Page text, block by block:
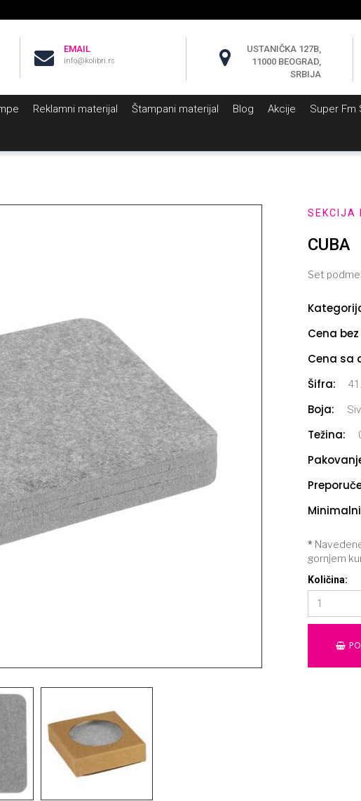
EMAIL
info@kolibri.rs
USTANIČKA 127B,
11000 BEOGRAD,
SRBIJA
Reklamni materijal Štampani materijal Blog Akcije Super Fm
SEKCIJA
CUBA
Set
Cena
Cena sa
Šifra:
Boja:
Težina:
*
gornjem
Količina: